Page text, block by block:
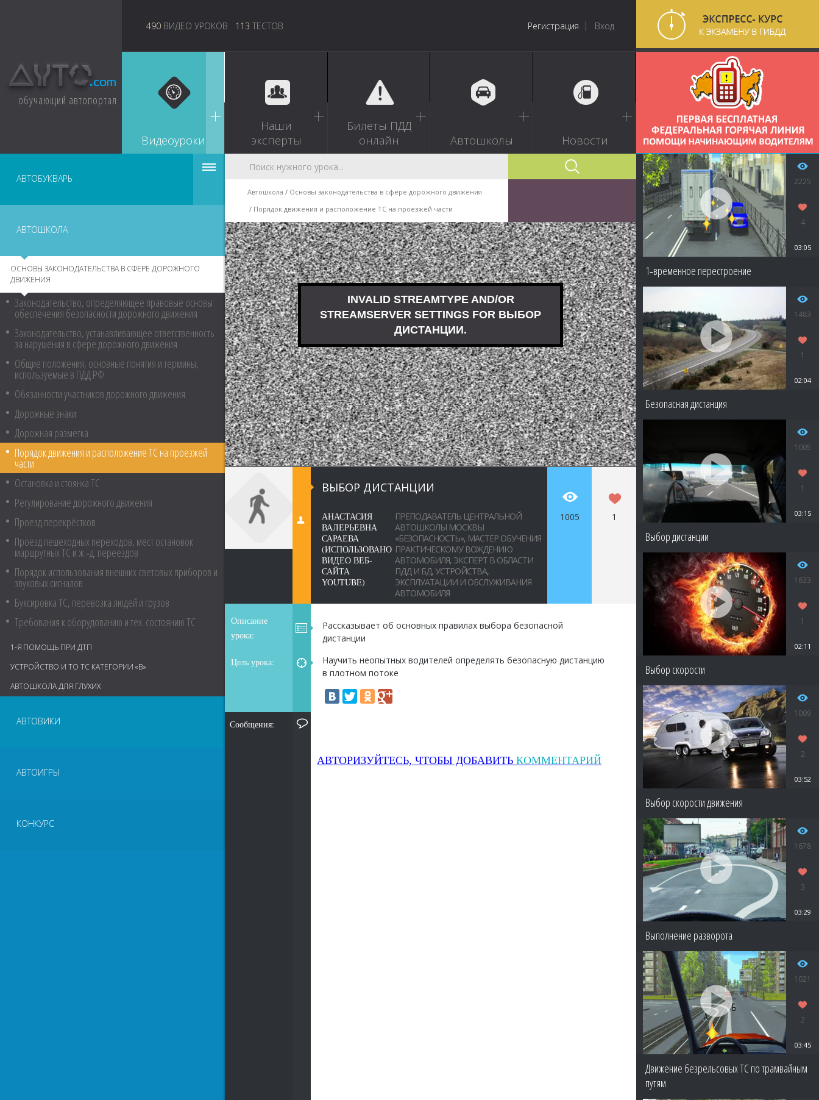
обучающий автопортал
490 ВИДЕО УРОКОВ 113 ТЕСТОВ Регистрация Вход
Видеоуроки
Наши
эксперты
Билеты ПДД
онлайн
Автошколы Новости
АВТОБУКВАРЬ
АВТОШКОЛА
ОСНОВЫ ЗАКОНОДАТЕЛЬСТВА В СФЕРЕ ДОРОЖНОГО
ДВИЖЕНИЯ
Законодательство, определяющее правовые основы
обеспечения безопасности дорожного движения
Законодательство, устанавливающее ответственность
за нарушения в сфере дорожного движения
Общие положения, основные понятия и термины,
используемые в ПДД РФ
Обязанности участников дорожного движения
Дорожные знаки
Дорожная разметка
Порядок движения и расположение ТС на проезжей
части
Остановка и стоянка ТС
Регулирование дорожного движения
Проезд перекрёстков
Проезд пешеходных переходов, мест остановок
маршрутных ТС и ж.‑д. переездов
Порядок использования внешних световых приборов и
звуковых сигналов
Буксировка ТС, перевозка людей и грузов
Требования к оборудованию и тех. состоянию ТС
1‑Я ПОМОЩЬ ПРИ ДТП
УСТРОЙСТВО И ТО ТС КАТЕГОРИИ «В»
АВТОШКОЛА ДЛЯ ГЛУХИХ
АВТОВИКИ
АВТОИГРЫ
КОНКУРС
Автошкола
Основы законодательства в сфере дорожного движения
Порядок движения и расположение ТС на проезжей части
ВЫБОР ДИСТАНЦИИ
АНАСТАСИЯ
ВАЛЕРЬЕВНА
САРАЕВА
(ИСПОЛЬЗОВАНО
ВИДЕО ВЕБ-
САЙТА
YOUTUBE)
ПРЕПОДАВАТЕЛЬ ЦЕНТРАЛЬНОЙ
АВТОШКОЛЫ МОСКВЫ
«БЕЗОПАСНОСТЬ», МАСТЕР ОБУЧЕНИЯ
ПРАКТИЧЕСКОМУ ВОЖДЕНИЮ
АВТОМОБИЛЯ, ЭКСПЕРТ В ОБЛАСТИ
ПДД И БД, УСТРОЙСТВА,
ЭКСПЛУАТАЦИИ И ОБСЛУЖИВАНИЯ
АВТОМОБИЛЯ
1005 1
Описание
урока:
Рассказывает об основных правилах выбора безопасной
дистанции
Цель урока:
Научить неопытных водителей определять безопасную дистанцию
в плотном потоке
Сообщения:
АВТОРИЗУЙТЕСЬ, ЧТОБЫ ДОБАВИТЬ КОММЕНТАРИЙ
2225
4
03:05
1‑временное перестроение
1483
1
02:04
Безопасная дистанция
1005
1
03:15
Выбор дистанции
1633
1
02:11
Выбор скорости
1009
2
03:52
Выбор скорости движения
1678
3
03:29
Выполнение разворота
1021
2
03:45
Движение безрельсовых ТС по трамвайным
путям